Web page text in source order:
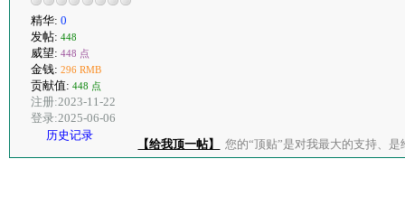
精华: 0
发帖: 448
威望: 448 点
金钱: 296 RMB
贡献值: 448 点
注册:2023-11-22
登录:2025-06-06
历史记录
【给我顶一帖】 您的“顶贴”是对我最大的支持、